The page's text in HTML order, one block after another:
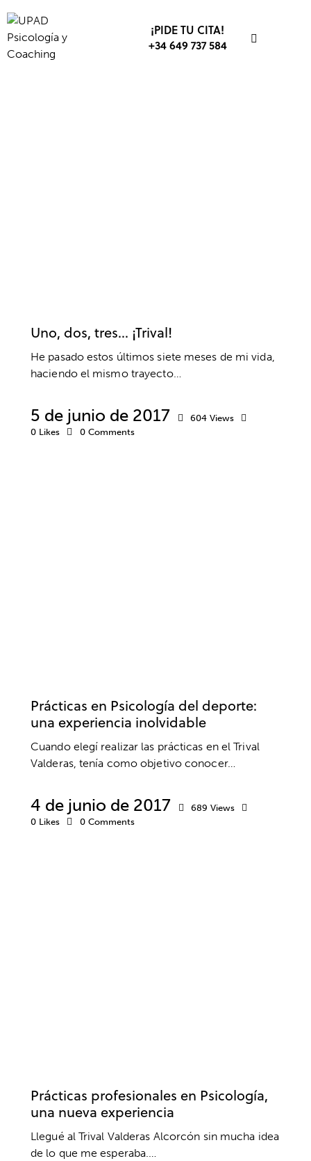
¡PIDE TU CITA!
+34 649 737 584
Uno, dos, tres… ¡Trival!
He pasado estos últimos siete meses de mi vida,
haciendo el mismo trayecto…
5 de junio de 2017 604 Views
0 Likes 0 Comments
Prácticas en Psicología del deporte:
una experiencia inolvidable
Cuando elegí realizar las prácticas en el Trival
Valderas, tenía como objetivo conocer…
4 de junio de 2017 689 Views
0 Likes 0 Comments
Prácticas profesionales en Psicología,
una nueva experiencia
Llegué al Trival Valderas Alcorcón sin mucha idea
de lo que me esperaba.…